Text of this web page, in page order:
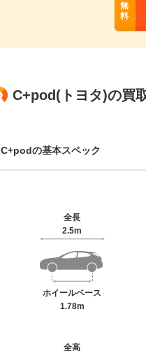
無
料
C+pod(トヨタ)の買
C+podの基本スペック
全長
2.5m
ホイールベース
1.78m
全高